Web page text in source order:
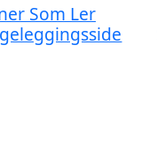
Som Ler